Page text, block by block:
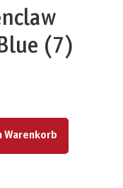
(7)
Schaltflächen um die Anzahl zu
Warenkorb